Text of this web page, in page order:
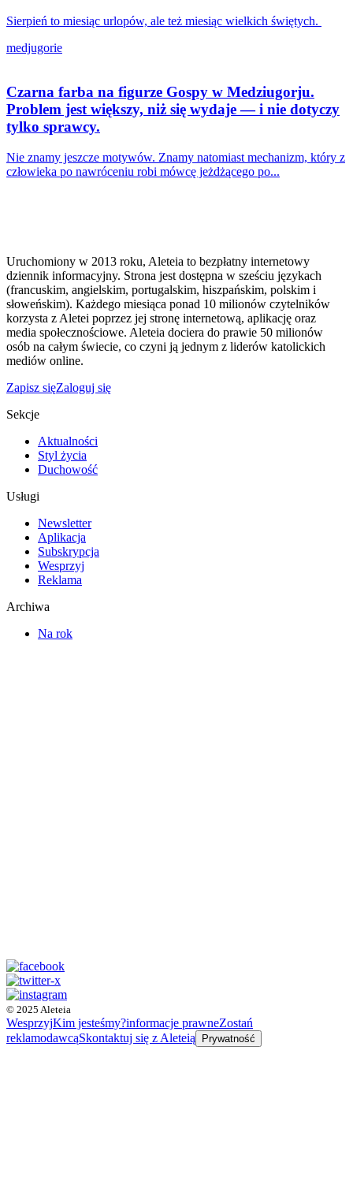
Sierpień to miesiąc urlopów, ale też miesiąc wielkich świętych.
medjugorie
Czarna farba na figurze Gospy w Medziugorju.
Problem jest większy, niż się wydaje — i nie dotyczy
tylko sprawcy.
Nie znamy jeszcze motywów. Znamy natomiast mechanizm, który z
człowieka po nawróceniu robi mówcę jeżdżącego po...
Uruchomiony w 2013 roku, Aleteia to bezpłatny internetowy
dziennik informacyjny. Strona jest dostępna w sześciu językach
(francuskim, angielskim, portugalskim, hiszpańskim, polskim i
słoweńskim). Każdego miesiąca ponad 10 milionów czytelników
korzysta z Aletei poprzez jej stronę internetową, aplikację oraz
media społecznościowe. Aleteia dociera do prawie 50 milionów
osób na całym świecie, co czyni ją jednym z liderów katolickich
mediów online.
Zapisz sięZaloguj się
Sekcje
Aktualności
Styl życia
Duchowość
Usługi
Newsletter
Aplikacja
Subskrypcja
Wesprzyj
Reklama
Archiwa
Na rok
© 2025 Aleteia
WesprzyjKim jesteśmy?informacje prawneZostań
reklamodawcąSkontaktuj się z Aleteią Prywatność